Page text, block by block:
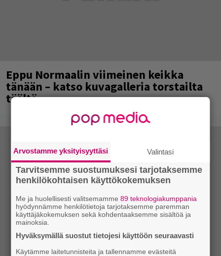
Eppu Normaalin viimeinen keikka
tänään – katso kuvagalleria torstailta
täältä
Arvostamme yksityisyyttäsi Valintasi
Tarvitsemme suostumuksesi tarjotaksemme
henkilökohtaisen käyttökokemuksen
Me ja huolellisesti valitsemamme89 teknologiakumppania
hyödynnämme henkilötietoja tarjotaksemme paremman
käyttäjäkokemuksen sekä kohdentaaksemme sisältöä ja
mainoksia.
Hyväksymällä suostut tietojesi käyttöön seuraavasti
Käytämme laitetunnisteita ja tallennamme evästeitä